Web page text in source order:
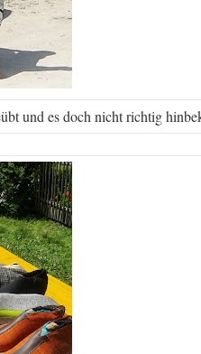
und es doch nicht richtig